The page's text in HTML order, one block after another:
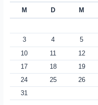
M D M
3
4 5
10
11 12
17
18 19
24
25 26
31